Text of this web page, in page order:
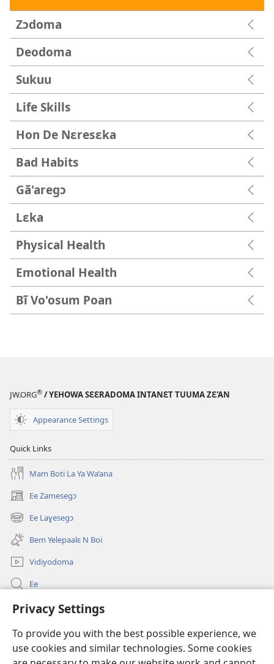
Privacy Settings
To provide you with the best possible experience, we
use cookies and similar technologies. Some cookies
Zɔdoma
Deodoma
Sukuu
Life Skills
Hon De Nɛresɛka
Bad Habits
Gã'aregɔ
Lɛka
Physical Health
Emotional Health
Bĩ Vo'osum Poan
JW.ORG® / YEHOWA SƐƐRADOMA INTANƐT TUUMA ZƐ'AN
Appearance Settings
Quick Links
Mam Boti La Ya Wa’ana
Ee Zamesegɔ
(opens
new
window)
Ee Laɣesegɔ
(opens
new
window)
Bem Yelepaalɛ N Boi
Vidiyodoma
Ee
Soŋerɛ
Bo'olum
(opens
new